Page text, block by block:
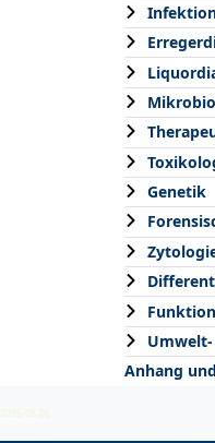
Genetik
Anhang
2026-08-06